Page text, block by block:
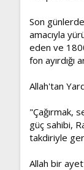
Son
amacıyla
eden ve
fon ayırdığı
Allah'tan
"Çağırmak,
güç sahibi,
takdiriyle
Allah bir